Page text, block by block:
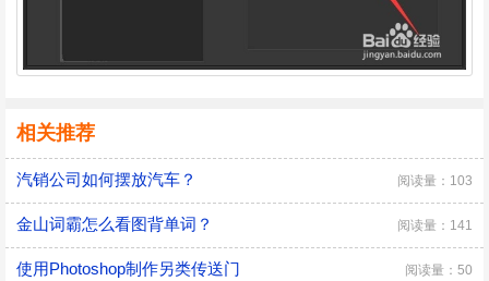
相关推荐
汽销公司如何摆放汽车？ 阅读量：103
金山词霸怎么看图背单词？ 阅读量：141
使用Photoshop制作另类传送门 阅读量：50